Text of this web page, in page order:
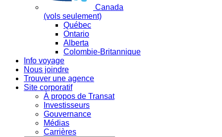
Canada
(vols seulement)
Québec
Ontario
Alberta
Colombie-Britannique
Info voyage
Nous joindre
Trouver une agence
Site corporatif
À propos de Transat
Investisseurs
Gouvernance
Médias
Carrières